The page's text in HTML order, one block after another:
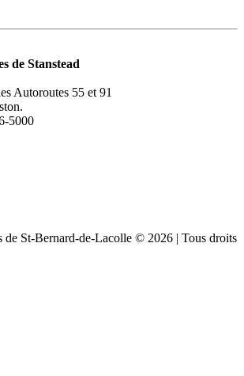
de Stanstead
Autoroutes 55 et 91
5000
de St-Bernard-de-Lacolle © 2026 | Tous droits